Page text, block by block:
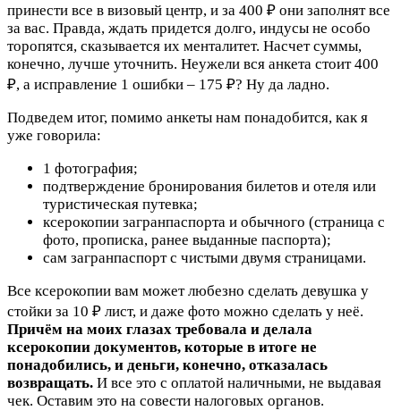
принести все в визовый центр, и за 400 ₽ они заполнят все
за вас. Правда, ждать придется долго, индусы не особо
торопятся, сказывается их менталитет. Насчет суммы,
конечно, лучше уточнить. Неужели вся анкета стоит 400
₽, а исправление 1 ошибки – 175 ₽? Ну да ладно.
Подведем итог, помимо анкеты нам понадобится, как я
уже говорила:
1 фотография;
подтверждение бронирования билетов и отеля или
туристическая путевка;
ксерокопии загранпаспорта и обычного (страница с
фото, прописка, ранее выданные паспорта);
сам загранпаспорт с чистыми двумя страницами.
Все ксерокопии вам может любезно сделать девушка у
стойки за 10 ₽ лист, и даже фото можно сделать у неё.
Причём на моих глазах требовала и делала
ксерокопии документов, которые в итоге не
понадобились, и деньги, конечно, отказалась
возвращать. И все это с оплатой наличными, не выдавая
чек. Оставим это на совести налоговых органов.